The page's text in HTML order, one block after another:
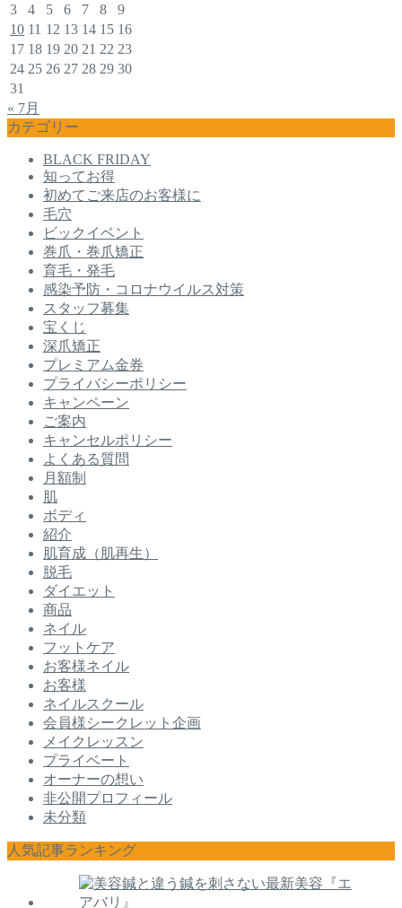
3
4 5 6 7 8
9
10 11 12 13 14 15 16
17 18 19 20 21 22 23
24 25 26 27 28 29 30
31
« 7月
カテゴリー
BLACK FRIDAY
知ってお得
初めてご来店のお客様に
毛穴
ビックイベント
巻爪・巻爪矯正
育毛・発毛
感染予防・コロナウイルス対策
スタッフ募集
宝くじ
深爪矯正
プレミアム金券
プライバシーポリシー
キャンペーン
ご案内
キャンセルポリシー
よくある質問
月額制
肌
ボディ
紹介
肌育成（肌再生）
脱毛
ダイエット
商品
ネイル
フットケア
お客様ネイル
お客様
ネイルスクール
会員様シークレット企画
メイクレッスン
プライベート
オーナーの想い
非公開プロフィール
未分類
人気記事ランキング